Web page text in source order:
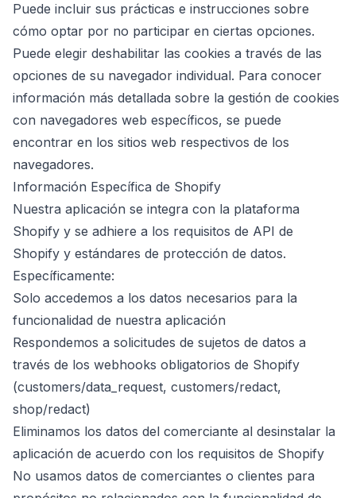
Puede incluir sus prácticas e instrucciones sobre
cómo optar por no participar en ciertas opciones.
Puede elegir deshabilitar las cookies a través de las
opciones de su navegador individual. Para conocer
información más detallada sobre la gestión de cookies
con navegadores web específicos, se puede
encontrar en los sitios web respectivos de los
navegadores.
Información Específica de Shopify
Nuestra aplicación se integra con la plataforma
Shopify y se adhiere a los requisitos de API de
Shopify y estándares de protección de datos.
Específicamente:
Solo accedemos a los datos necesarios para la
funcionalidad de nuestra aplicación
Respondemos a solicitudes de sujetos de datos a
través de los webhooks obligatorios de Shopify
(customers/data_request, customers/redact,
shop/redact)
Eliminamos los datos del comerciante al desinstalar la
aplicación de acuerdo con los requisitos de Shopify
No usamos datos de comerciantes o clientes para